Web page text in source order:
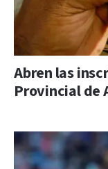
Abren las
Provincial de